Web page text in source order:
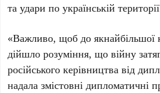
та удари по українській
«Важливо, щоб до якнайбільшої
дійшло розуміння, що війну
російського керівництва від
надала змістовні дипломатичні